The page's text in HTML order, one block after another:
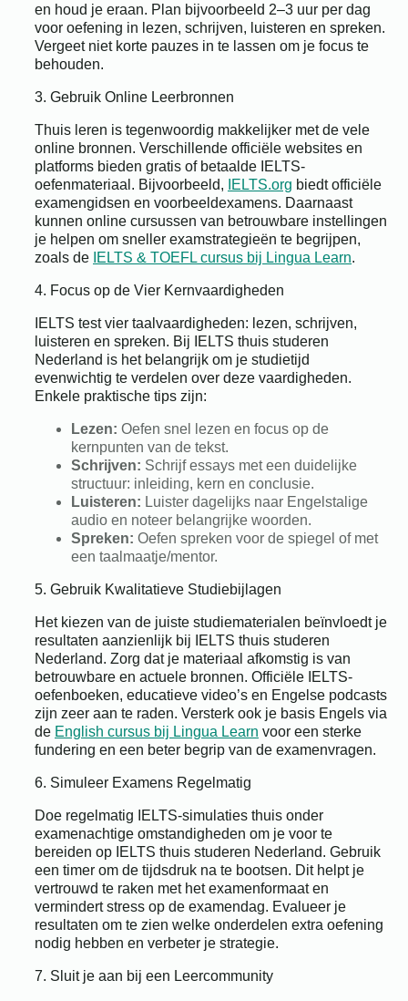
en houd je eraan. Plan bijvoorbeeld 2–3 uur per dag
voor oefening in lezen, schrijven, luisteren en spreken.
Vergeet niet korte pauzes in te lassen om je focus te
behouden.
3. Gebruik Online Leerbronnen
Thuis leren is tegenwoordig makkelijker met de vele
online bronnen. Verschillende officiële websites en
platforms bieden gratis of betaalde IELTS-
oefenmateriaal. Bijvoorbeeld,
IELTS.org biedt officiële
examengidsen en voorbeeldexamens. Daarnaast
kunnen online cursussen van betrouwbare instellingen
je helpen om sneller examstrategieën te begrijpen,
zoals de IELTS & TOEFL cursus bij Lingua Learn.
4. Focus op de Vier Kernvaardigheden
IELTS test vier taalvaardigheden: lezen, schrijven,
luisteren en spreken. Bij IELTS thuis studeren
Nederland is het belangrijk om je studietijd
evenwichtig te verdelen over deze vaardigheden.
Enkele praktische tips zijn:
Lezen: Oefen snel lezen en focus op de
kernpunten van de tekst.
Schrijven: Schrijf essays met een duidelijke
structuur: inleiding, kern en conclusie.
Luisteren: Luister dagelijks naar Engelstalige
audio en noteer belangrijke woorden.
Spreken: Oefen spreken voor de spiegel of met
een taalmaatje/mentor.
5. Gebruik Kwalitatieve Studiebijlagen
Het kiezen van de juiste studiematerialen beïnvloedt je
resultaten aanzienlijk bij IELTS thuis studeren
Nederland. Zorg dat je materiaal afkomstig is van
betrouwbare en actuele bronnen. Officiële IELTS-
oefenboeken, educatieve video’s en Engelse podcasts
zijn zeer aan te raden. Versterk ook je basis Engels via
de English cursus bij Lingua Learn voor een sterke
fundering en een beter begrip van de examenvragen.
6. Simuleer Examens Regelmatig
Doe regelmatig IELTS-simulaties thuis onder
examenachtige omstandigheden om je voor te
bereiden op IELTS thuis studeren Nederland. Gebruik
een timer om de tijdsdruk na te bootsen. Dit helpt je
vertrouwd te raken met het examenformaat en
vermindert stress op de examendag. Evalueer je
resultaten om te zien welke onderdelen extra oefening
nodig hebben en verbeter je strategie.
7. Sluit je aan bij een Leercommunity